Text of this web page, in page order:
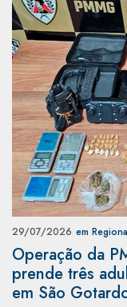
29/07/2026 em
Operação da
prende três
em São